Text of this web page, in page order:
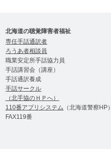
北海道の聴覚障害者福祉
専任手話通訳者
ろうあ者相談員
職業安定所手話協力員
手話講習会（講座）
手話通訳養成
手話サークル
（北手協のＨＰへ）
110番アプリシステム （北海道警察HP）
FAX119番